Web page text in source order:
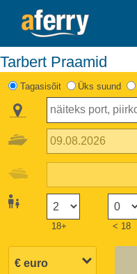
Tarbert Praamid
Tagasisõit Üks suund
18+ < 18